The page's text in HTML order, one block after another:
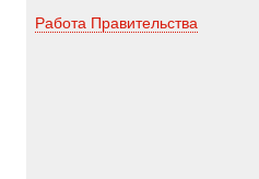
Работа Правительства